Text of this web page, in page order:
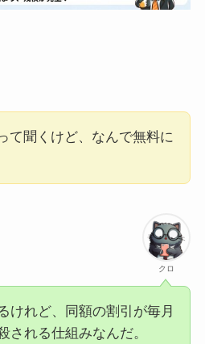
て聞くけど、なんで無料に
クロ
けれど、同額の割引が毎月
される仕組みなんだ。